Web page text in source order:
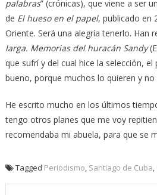
palabras” (crónicas), que viene a ser
de El hueso en el papel, publicado en
Oriente. Será una alegría tenerlo. Han
larga. Memorias del huracán Sandy
que sufrí y del cual hice la selección,
bueno, porque muchos lo quieren y no
He escrito mucho en los últimos
tengo otros planes que me voy
recomendaba mi abuela, para que se
Tagged Periodismo, Santiago de Cuba,